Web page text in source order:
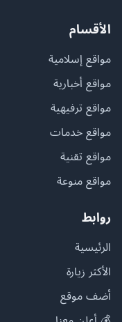
الأقسام
مواقع إسلامية
مواقع أخبارية
مواقع ترفيهية
مواقع خدمات
مواقع تقنية
مواقع منوعة
روابط
الرئيسية
الأكثر زيارة
أضف موقع